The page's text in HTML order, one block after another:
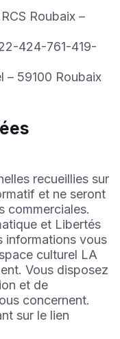
Roubaix –
424-761-419-
– 59100 Roubaix
recueillies sur
et ne seront
commerciales.
et Libertés
informations vous
culturel LA
Vous disposez
et de
concernent.
sur le lien